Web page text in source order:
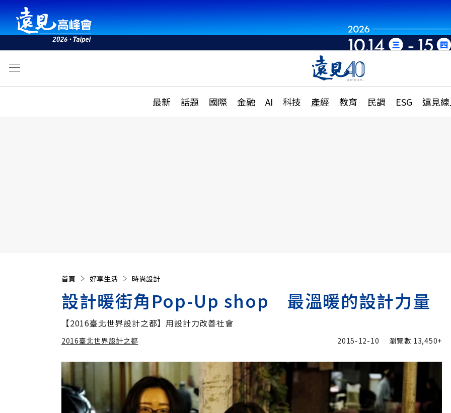
最新 話題 國際 金融 AI 科技 產經 教育 民調 ESG 遠見
活動
話題
國際
特輯
大學升學、職涯攻略
縣市施政調查全解析
首頁 好享生活 時尚設計
設計暖街角Pop-Up shop 最溫暖的設計力量
【2016臺北世界設計之都】用設計力改善社會
2016臺北世界設計之都
2016臺北世界設計之都 加入追蹤
2015-12-10 瀏覽數 13,450+